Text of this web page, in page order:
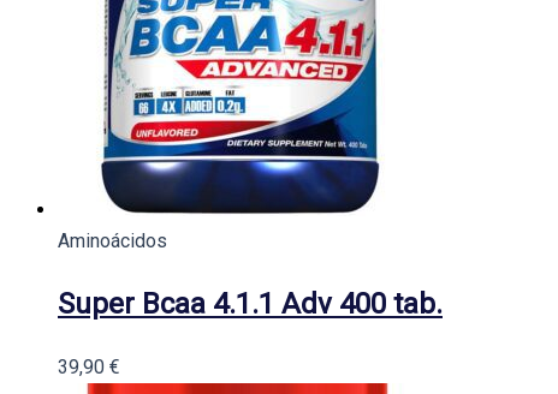
Aminoácidos
Super Bcaa 4.1.1 Adv 400 tab.
39,90 €